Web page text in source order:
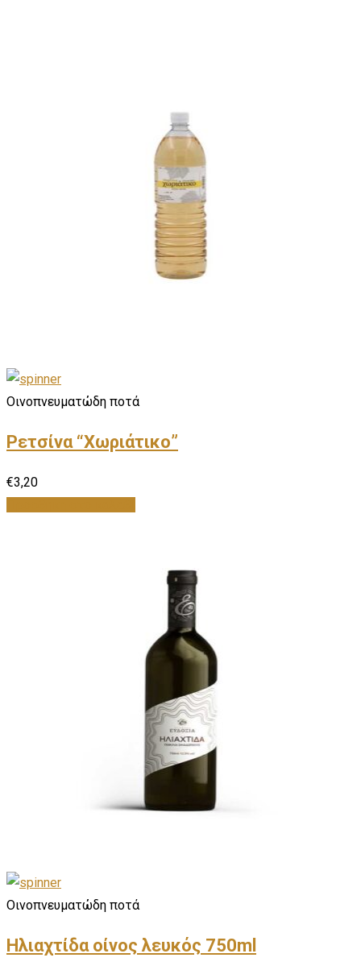
Οινοπνευματώδη ποτά
Ρετσίνα “Χωριάτικο”
€3,20
Οινοπνευματώδη ποτά
Ηλιαχτίδα οίνος λευκός 750ml